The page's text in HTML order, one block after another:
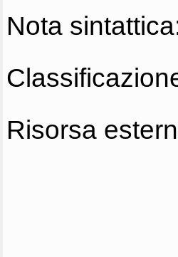
Nota
Risorsa